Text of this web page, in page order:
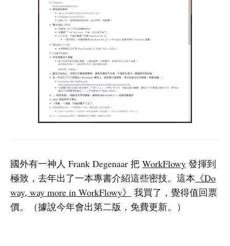
國外有一神人 Frank Degenaar 把 WorkFlowy 發揮到
極致，去年出了一本專書介紹這些密技。這本 《Do
way, way more in WorkFlowy》
我買了，覺得值回票
價。（據說今年會出第二版，免費更新。）